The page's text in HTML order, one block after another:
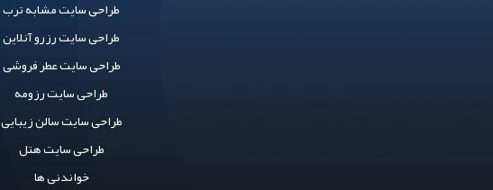
طراحی سایت مشابه ترب
طراحی سایت رزرو آنلاین
طراحی سایت عطر فروشی
طراحی سایت رزومه
طراحی سایت سالن زیبایی
طراحی سایت هتل
خواندنی ها